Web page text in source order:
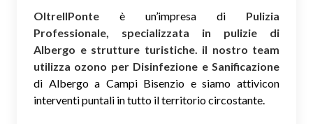
OltreIlPonte è un’impresa di Pulizia
Professionale, specializzata in pulizie di
Albergo e strutture turistiche. il nostro team
utilizza ozono per Disinfezione e Sanificazione
di Albergo a Campi Bisenzio e siamo attivicon
interventi puntali in tutto il territorio circostante.